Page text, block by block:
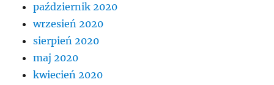
październik 2020
wrzesień 2020
sierpień 2020
maj 2020
kwiecień 2020